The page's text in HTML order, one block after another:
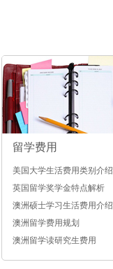
留学费用
美国大学生活费用类别介绍
英国留学奖学金特点解析
澳洲硕士学习生活费用介绍
澳洲留学费用规划
澳洲留学读研究生费用